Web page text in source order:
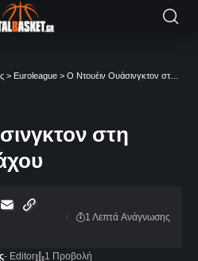
> Euroleague > Ο Ντουέιν Ουάσινγκτον στη Μπάγερν Μονάχου
στη
- Editor
1 Προβολή
1 Λεπτά Aνάγνωσης